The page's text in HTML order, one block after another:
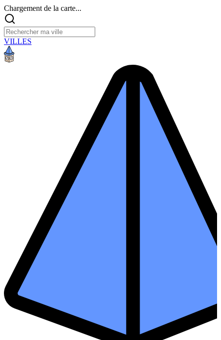
Chargement de la carte...
VILLES